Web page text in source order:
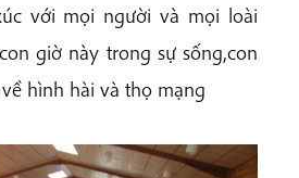
với mọi người và mọi loài
giờ này trong sự sống,con
hình hài và thọ mạng